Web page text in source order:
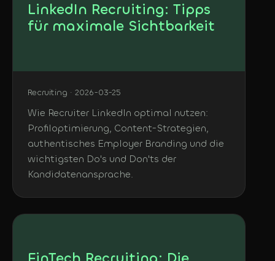
LinkedIn Recruiting: Tipps
für maximale Sichtbarkeit
Recruiting · 2026-03-25
Wie Recruiter LinkedIn optimal nutzen:
Profiloptimierung, Content-Strategien,
authentisches Employer Branding und die
wichtigsten Do's und Don'ts der
Kandidatenansprache.